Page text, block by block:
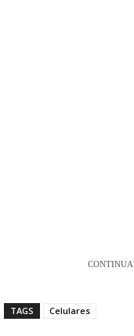
TAGS Celulares